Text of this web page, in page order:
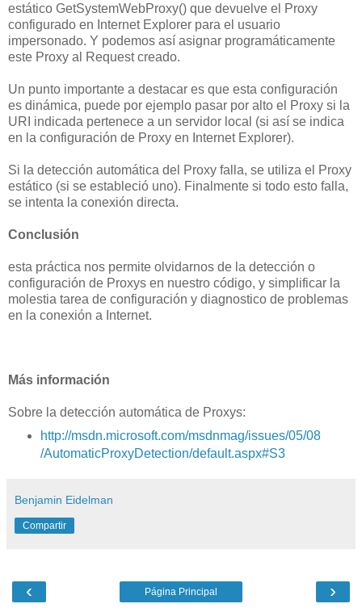
estático GetSystemWebProxy() que devuelve el Proxy
configurado en Internet Explorer para el usuario
impersonado. Y podemos así asignar programáticamente
este Proxy al Request creado.
Un punto importante a destacar es que esta configuración
es dinámica, puede por ejemplo pasar por alto el Proxy si la
URI indicada pertenece a un servidor local (si así se indica
en la configuración de Proxy en Internet Explorer).
Si la detección automática del Proxy falla, se utiliza el Proxy
estático (si se estableció uno). Finalmente si todo esto falla,
se intenta la conexión directa.
Conclusión
esta práctica nos permite olvidarnos de la detección o
configuración de Proxys en nuestro código, y simplificar la
molestia tarea de configuración y diagnostico de problemas
en la conexión a Internet.
Más información
Sobre la detección automática de Proxys:
http://msdn.microsoft.com/msdnmag/issues/05/08
/AutomaticProxyDetection/default.aspx#S3
Benjamin Eidelman
Compartir
‹ ›
Página Principal